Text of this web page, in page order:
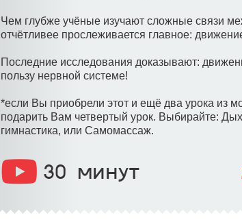
Чем глубже учёные изучают сложные связи
отчётливее прослеживается главное:
Последние исследования доказывают:
пользу нервной системе!
*если Вы приобрели этот и ещё два урока из
подарить Вам четвертый урок. Выбирайте:
гимнастика, или Самомассаж.
30 минут